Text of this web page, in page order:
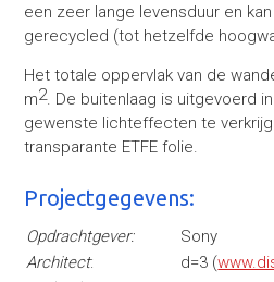
een zeer lange levensduur en
gerecycled (tot hetzelfde
Het totale oppervlak van de
m2. De buitenlaag is uitgevoerd
gewenste lichteffecten te
transparante ETFE folie.
Projectgegevens:
Opdrachtgever:
Sony
Architect: d=3 (